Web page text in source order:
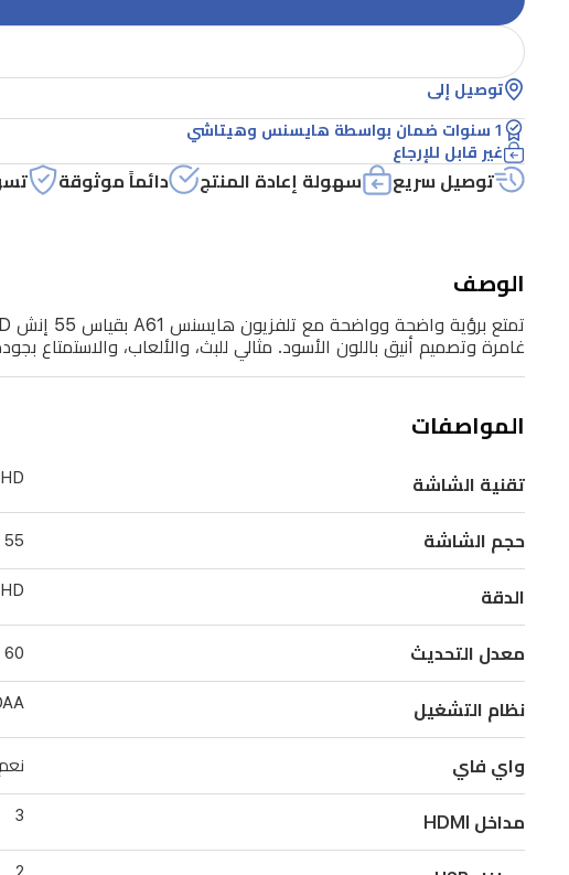
يأتي
مزودًا
بنظام
VIDAA،
ومرات
متعددة
و
USB،
وتقنية
متقدمة،
تجربة
ترفيه
غامرة
باللون
الأسود.
مثالي
والألعاب،
والاستمتاع
بجودة
توصيل إلى
1 سنوات ضمان بواسطة هايسنس وهيتاشي
غير قابل للإرجاع
توصيل سريع سهولة إعادة المنتج دائماً موثوقة
الوصف
غامرة وتصميم أنيق باللون الأسود. مثالي للبث، والألعاب، والاستمتاع
المواصفات
تقنية الشاشة
حجم الشاشة 55 إنش
الدقة
معدل التحديث 60 هرتز
نظام التشغيل
واي فاي نعم
مداخل HDMI 3